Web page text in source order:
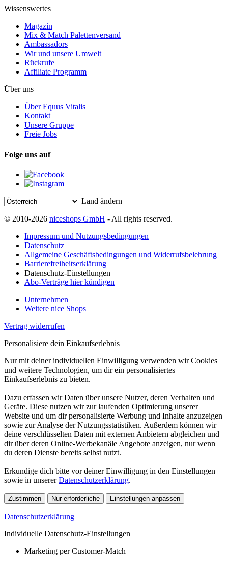
Wissenswertes
Magazin
Mix & Match Palettenversand
Ambassadors
Wir und unsere Umwelt
Rückrufe
Affiliate Programm
Über uns
Über Equus Vitalis
Kontakt
Unsere Gruppe
Freie Jobs
Folge uns auf
Land ändern
© 2010-2026 niceshops GmbH - All rights reserved.
Impressum und Nutzungsbedingungen
Datenschutz
Allgemeine Geschäftsbedingungen und Widerrufsbelehrung
Barrierefreiheitserklärung
Datenschutz-Einstellungen
Abo-Verträge hier kündigen
Unternehmen
Weitere nice Shops
Vertrag widerrufen
Personalisiere dein Einkaufserlebnis
Nur mit deiner individuellen Einwilligung verwenden wir Cookies
und weitere Technologien, um dir ein personalisiertes
Einkaufserlebnis zu bieten.
Dazu erfassen wir Daten über unsere Nutzer, deren Verhalten und
Geräte. Diese nutzen wir zur laufenden Optimierung unserer
Website und um dir personalisierte Werbung und Inhalte anzuzeigen
sowie zur Analyse der Nutzungsstatistiken. Außerdem können wir
deine verschlüsselten Daten mit externen Anbietern abgleichen und
dir über deren Online-Werbekanäle Angebote anzeigen, nur wenn
du deren Dienste bereits selbst nutzt.
Erkundige dich bitte vor deiner Einwilligung in den Einstellungen
sowie in unsererDatenschutzerklärung.
Zustimmen Nur erforderliche Einstellungen anpassen
Datenschutzerklärung
Individuelle Datenschutz-Einstellungen
Marketing per Customer-Match